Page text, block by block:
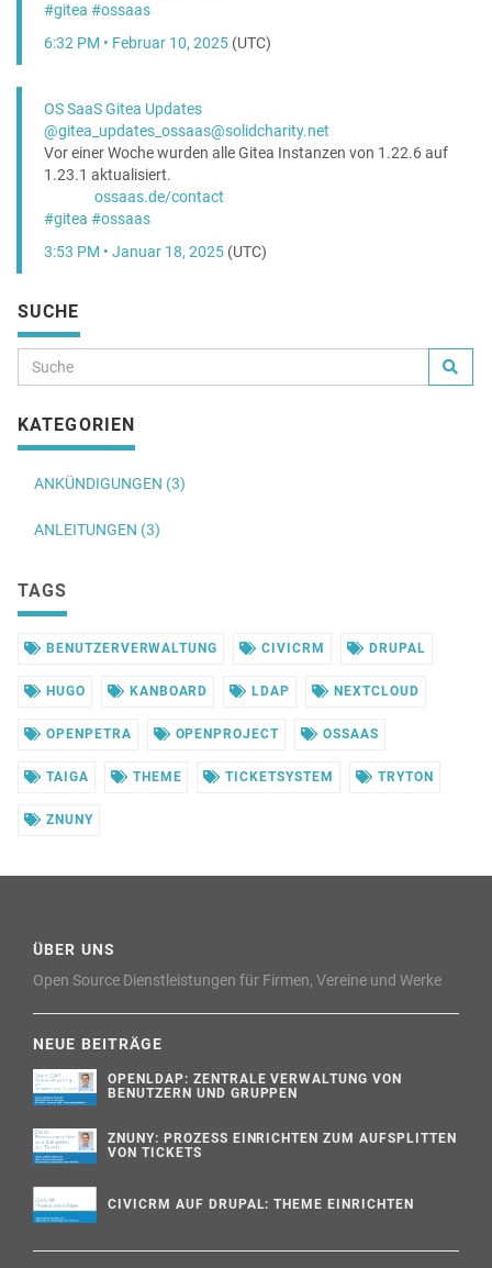
#gitea #ossaas
6:32 PM • Februar 10, 2025 (UTC)
OS SaaS Gitea Updates
@gitea_updates_ossaas@solidcharity.net
Vor einer Woche wurden alle Gitea Instanzen von 1.22.6 auf
1.23.1 aktualisiert.
ossaas.de/contact
#gitea #ossaas
3:53 PM • Januar 18, 2025 (UTC)
SUCHE
KATEGORIEN
ANKÜNDIGUNGEN (3)
ANLEITUNGEN (3)
TAGS
BENUTZERVERWALTUNG CIVICRM DRUPAL
HUGO KANBOARD LDAP NEXTCLOUD
OPENPETRA OPENPROJECT OSSAAS
TAIGA THEME TICKETSYSTEM TRYTON
ZNUNY
ÜBER UNS
Open Source Dienstleistungen für Firmen, Vereine und Werke
NEUE BEITRÄGE
OPENLDAP: ZENTRALE VERWALTUNG VON
BENUTZERN UND GRUPPEN
ZNUNY: PROZESS EINRICHTEN ZUM AUFSPLITTEN
VON TICKETS
CIVICRM AUF DRUPAL: THEME EINRICHTEN